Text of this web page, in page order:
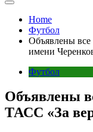
Home
Футбол
Объявлены
имени
Футбол
Объявлены
ТАСС «За